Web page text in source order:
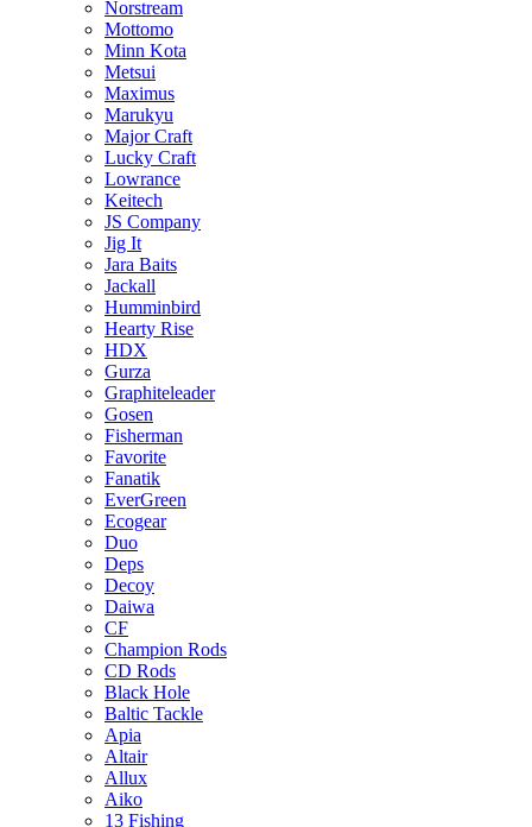
Norstream
Mottomo
Minn Kota
Metsui
Maximus
Marukyu
Major Craft
Lucky Craft
Lowrance
Keitech
JS Company
Jig It
Jara Baits
Jackall
Humminbird
Hearty Rise
HDX
Gurza
Graphiteleader
Gosen
Fisherman
Favorite
Fanatik
EverGreen
Ecogear
Duo
Deps
Decoy
Daiwa
CF
Champion Rods
CD Rods
Black Hole
Baltic Tackle
Apia
Altair
Allux
Aiko
13 Fishing